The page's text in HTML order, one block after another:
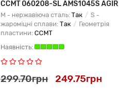
CCMT 060208-SL AMS1045S AGIR
M - нержавіюча сталь: Так
S -
жароміцні сплави: Так
Геометрія
пластини: CCMT
299.70грн 249.75грн